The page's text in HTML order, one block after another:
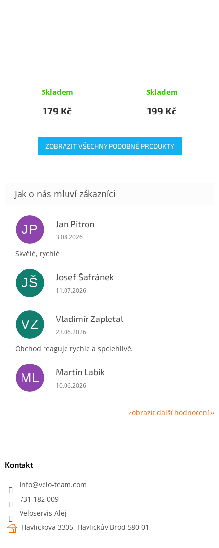
Skladem
179 Kč
Skladem
199 Kč
ZOBRAZIT VŠECHNY PODOBNÉ PRODUKTY
JP Jan Pitron
Hodnocení obchodu je 5 z 5 hvězdiček.
3.08.2026
Skvělé, rychlé
JŠ Josef Šafránek
Hodnocení obchodu je 5 z 5 hvězdiček.
11.07.2026
VZ Vladimír Zapletal
Hodnocení obchodu je 5 z 5 hvězdiček.
23.06.2026
Obchod reaguje rychle a spolehlivě.
ML Martin Labik
Hodnocení obchodu je 5 z 5 hvězdiček.
10.06.2026
Zobrazit další hodnocení
Kontakt
info@velo-team.com
731 182 009
Veloservis Alej
Havlíčkova 3305, Havlíčkův Brod 580 01